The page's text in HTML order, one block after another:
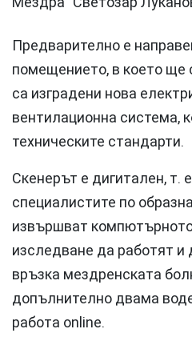
Предварително е
помещението, в което ще
са изградени нова
вентилационна система,
техническите стандарти.
Скенерът е дигитален, т.
специалистите по
извършват
изследване да работят и
връзка мездренската
допълнително двама
работа online.